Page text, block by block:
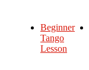
Beginner
Tango
Lesson